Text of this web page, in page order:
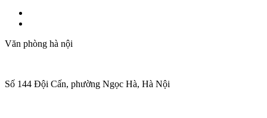
Văn phòng hà nội
Số 144 Đội Cấn, phường Ngọc Hà, Hà Nội